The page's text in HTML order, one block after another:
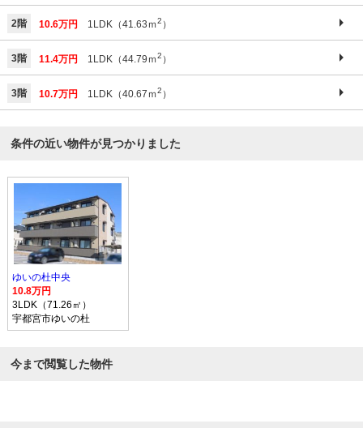
2階 10.6万円 1LDK（41.63ｍ2 ）
3階 11.4万円 1LDK（44.79ｍ2 ）
3階 10.7万円 1LDK（40.67ｍ2 ）
条件の近い物件が見つかりました
ゆいの杜中央
10.8万円
3LDK（71.26㎡）
宇都宮市ゆいの杜
今まで閲覧した物件